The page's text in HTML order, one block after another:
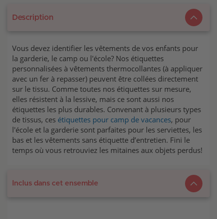
Description
Vous devez identifier les vêtements de vos enfants pour
la garderie, le camp ou l'école? Nos étiquettes
personnalisées à vêtements thermocollantes (à appliquer
avec un fer à repasser) peuvent être collées directement
sur le tissu. Comme toutes nos étiquettes sur mesure,
elles résistent à la lessive, mais ce sont aussi nos
étiquettes les plus durables. Convenant à plusieurs types
de tissus, ces étiquettes pour camp de vacances, pour
l'école et la garderie sont parfaites pour les serviettes, les
bas et les vêtements sans étiquette d’entretien. Fini le
temps où vous retrouviez les mitaines aux objets perdus!
Inclus dans cet ensemble